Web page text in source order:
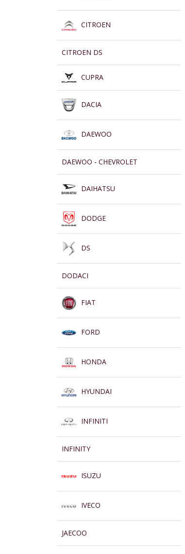
CITROEN
CITROEN DS
CUPRA
DACIA
DAEWOO
DAEWOO - CHEVROLET
DAIHATSU
DODGE
DS
DODACI
FIAT
FORD
HONDA
HYUNDAI
INFINITI
INFINITY
ISUZU
IVECO
JAECOO